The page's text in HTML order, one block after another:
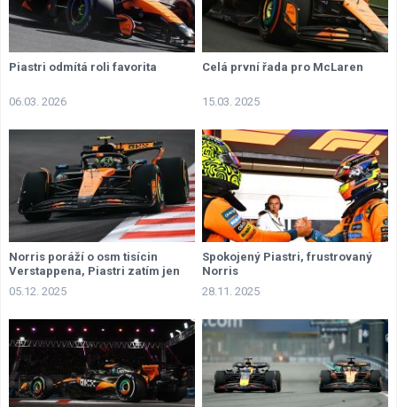
Piastri odmítá roli favorita
06.03. 2026
Celá první řada pro McLaren
15.03. 2025
Norris poráží o osm tisícin
Verstappena, Piastri zatím jen
přihlíží
05.12. 2025
Spokojený Piastri, frustrovaný
Norris
28.11. 2025